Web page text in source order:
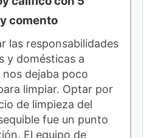
comento
las responsabilidades
y domésticas a
nos dejaba poco
limpiar. Optar por
de limpieza del
fue un punto
El equipo de